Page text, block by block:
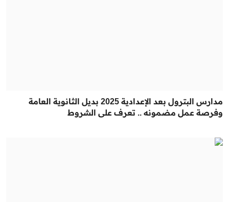
مدارس البترول بعد الإعدادية 2025 بديل الثانوية العامة
وفرصة عمل مضمونه .. تعرف على الشروط